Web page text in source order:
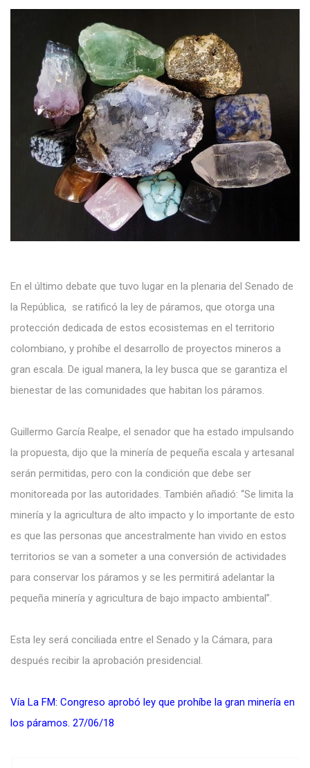
En el último debate que tuvo lugar en la plenaria del Senado de
la República, se ratificó la ley de páramos, que otorga una
protección dedicada de estos ecosistemas en el territorio
colombiano, y prohíbe el desarrollo de proyectos mineros a
gran escala. De igual manera, la ley busca que se garantiza el
bienestar de las comunidades que habitan los páramos.
Guillermo García Realpe, el senador que ha estado impulsando
la propuesta, dijo que la minería de pequeña escala y artesanal
serán permitidas, pero con la condición que debe ser
monitoreada por las autoridades. También añadió: “Se limita la
minería y la agricultura de alto impacto y lo importante de esto
es que las personas que ancestralmente han vivido en estos
territorios se van a someter a una conversión de actividades
para conservar los páramos y se les permitirá adelantar la
pequeña minería y agricultura de bajo impacto ambiental”.
Esta ley será conciliada entre el Senado y la Cámara, para
después recibir la aprobación presidencial.
Vía La FM: Congreso aprobó ley que prohíbe la gran minería en
los páramos. 27/06/18